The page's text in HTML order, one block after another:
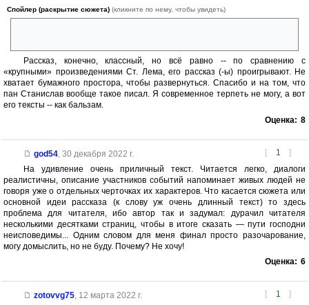
Спойлер (раскрытие сюжета) (кликните по нему, чтобы увидеть)
Рассказ, конечно, классный, но всё равно -- по сравнению с
«крупными» произведениями Ст. Лема, его рассказ (-ы) проигрывают. Не
хватает бумажного простора, чтобы развернуться. Спасибо и на том, что
пан Станислав вообще такое писал. Я современное терпеть не могу, а вот
его тексты -- как бальзам.
Оценка: 8
[ 1 ]
god54, 30 декабря 2022 г.
На удивление очень приличный текст. Читается легко, диалоги
реалистичны, описание участников событий напоминает живых людей не
говоря уже о отдельных черточках их характеров. Что касается сюжета или
основной идеи рассказа (к слову уж очень длинный текст) то здесь
проблема для читателя, ибо автор так и задумал: дурачил читателя
несколькими десятками страниц, чтобы в итоге сказать — пути господни
неисповедимы... Одним словом для меня финал просто разочарование,
могу домыслить, но не буду. Почему? Не хочу!
Оценка: 6
[ 1 ]
zotovvg75, 12 марта 2022 г.